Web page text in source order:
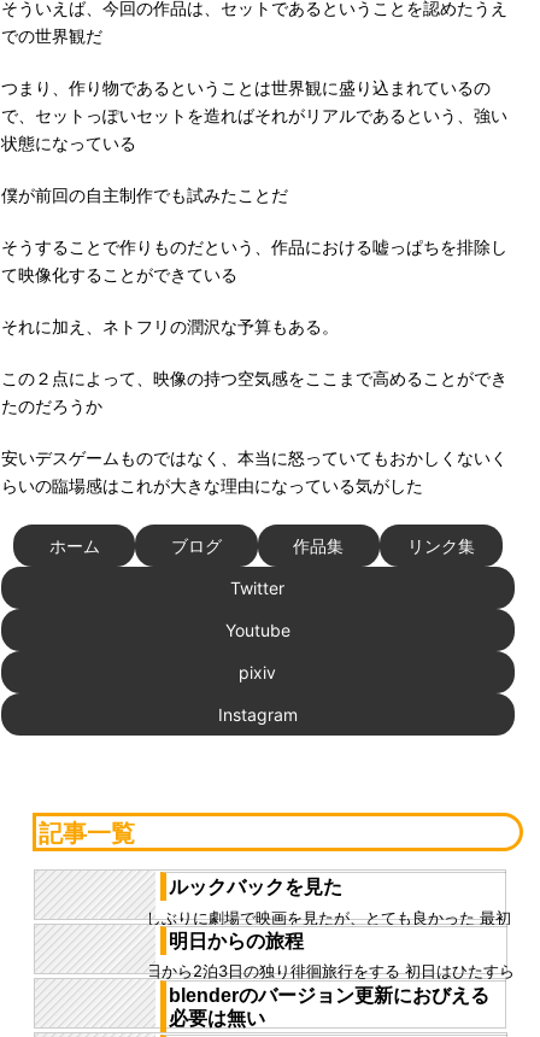
そういえば、今回の作品は、セットであるということを認めたうえ
での世界観だ
つまり、作り物であるということは世界観に盛り込まれているの
で、セットっぽいセットを造ればそれがリアルであるという、強い
状態になっている
僕が前回の自主制作でも試みたことだ
そうすることで作りものだという、作品における嘘っぱちを排除し
て映像化することができている
それに加え、ネトフリの潤沢な予算もある。
この２点によって、映像の持つ空気感をここまで高めることができ
たのだろうか
安いデスゲームものではなく、本当に怒っていてもおかしくないく
らいの臨場感はこれが大きな理由になっている気がした
ホーム ブログ 作品集 リンク集
Twitter
Youtube
pixiv
Instagram
記事一覧
ルックバックを見た
久しぶりに劇場で映画を見たが、とても良かった 最初
の印象としては、さらさらした印象だった １時間とい
う長さもあり、コンパ...
明日からの旅程
明日から2泊3日の独り徘徊旅行をする 初日はひたすら
東海道線から山陽本線を通り、姫路まで行くのみ、 18
きっぷを東京駅周...
blenderのバージョン更新におびえる
必要は無い